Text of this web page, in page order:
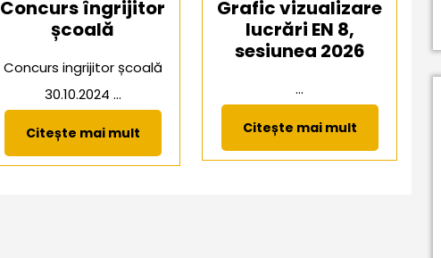
Concurs îngrijitor
școală
Concurs ingrijitor școală
30.10.2024 ...
Citește mai multCitește
mai
mult
Grafic vizualizare
lucrări EN 8,
sesiunea 2026
...
Citește mai multCitește
mai
mult